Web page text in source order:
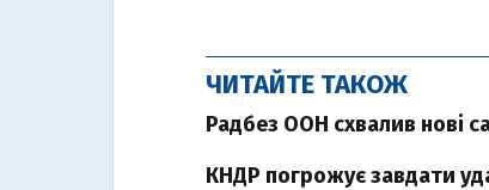
ЧИТАЙТЕ ТАКОЖ
Радбез ООН схвалив нові
КНДР погрожує завдати